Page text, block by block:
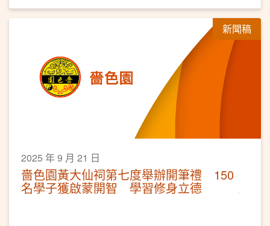
新聞稿
2025 年 9 月 21 日
嗇色園黃大仙祠第七度舉辦開筆禮 150
名學子獲啟蒙開智 學習修身立德